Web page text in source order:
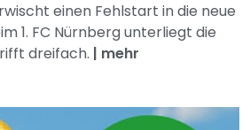
einen Fehlstart in die neue
1. FC Nürnberg unterliegt die
dreifach. | mehr